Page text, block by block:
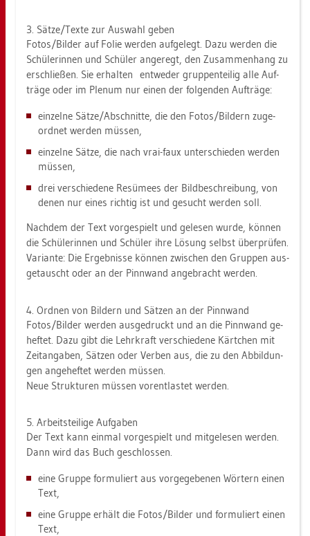
3. Sätze/Texte zur Aus­wahl geben
Fotos/Bil­der auf Folie wer­den auf­ge­legt. Dazu wer­den die
Schü­le­rin­nen und Schü­ler an­ge­regt, den Zu­sam­men­hang zu
er­schlie­ßen. Sie er­hal­ten ent­we­der grup­pen­tei­lig alle Auf­
trä­ge oder im Ple­num nur einen der fol­gen­den Auf­trä­ge:
ein­zel­ne Sätze/Ab­schnit­te, die den Fotos/Bil­dern zu­ge­
ord­net wer­den müs­sen,
ein­zel­ne Sätze, die nach vrai-faux un­ter­schie­den wer­den
müs­sen,
drei ver­schie­de­ne Re­sü­mees der Bild­be­schrei­bung, von
denen nur eines rich­tig ist und ge­sucht wer­den soll.
Nach­dem der Text vor­ge­spielt und ge­le­sen wurde, kön­nen
die Schü­le­rin­nen und Schü­ler ihre Lö­sung selbst über­prü­fen.
Va­ri­an­te: Die Er­geb­nis­se kön­nen zwi­schen den Grup­pen aus­
ge­tauscht oder an der Pinn­wand an­ge­bracht wer­den.
4. Ord­nen von Bil­dern und Sät­zen an der Pinn­wand
Fotos/Bil­der wer­den aus­ge­druckt und an die Pinn­wand ge­
hef­tet. Dazu gibt die Lehr­kraft ver­schie­de­ne Kärt­chen mit
Zeit­an­ga­ben, Sät­zen oder Ver­ben aus, die zu den Ab­bil­dun­
gen an­ge­hef­tet wer­den müs­sen.
Neue Struk­tu­ren müs­sen vor­ent­las­tet wer­den.
5. Ar­beits­tei­li­ge Auf­ga­ben
Der Text kann ein­mal vor­ge­spielt und mit­ge­le­sen wer­den.
Dann wird das Buch ge­schlos­sen.
eine Grup­pe for­mu­liert aus vor­ge­ge­be­nen Wör­tern einen
Text,
eine Grup­pe er­hält die Fotos/Bil­der und for­mu­liert einen
Text,